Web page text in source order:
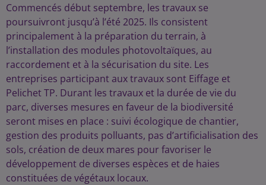
Commencés début septembre, les travaux se
poursuivront jusqu’à l’été 2025. Ils consistent
principalement à la préparation du terrain, à
l’installation des modules photovoltaïques, au
raccordement et à la sécurisation du site. Les
entreprises participant aux travaux sont Eiffage et
Pelichet TP. Durant les travaux et la durée de vie du
parc, diverses mesures en faveur de la biodiversité
seront mises en place : suivi écologique de chantier,
gestion des produits polluants, pas d’artificialisation des
sols, création de deux mares pour favoriser le
développement de diverses espèces et de haies
constituées de végétaux locaux.